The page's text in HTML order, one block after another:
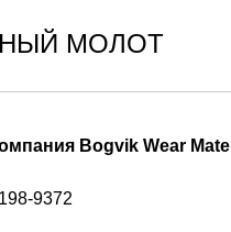
МОЛОТ
Bogvik Wear
9372